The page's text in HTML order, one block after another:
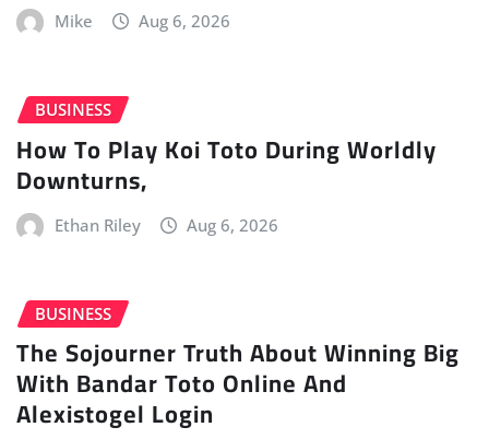
Mike Aug 6, 2026
BUSINESS
How To Play Koi Toto During Worldly
Downturns,
Ethan Riley Aug 6, 2026
BUSINESS
The Sojourner Truth About Winning Big
With Bandar Toto Online And
Alexistogel Login